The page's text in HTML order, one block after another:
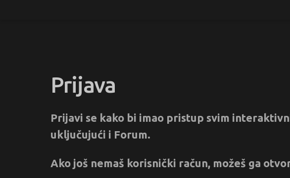
Prijava
Prijavi se kako bi imao pristup svim
uključujući i Forum.
Ako još nemaš korisnički račun, možeš ga